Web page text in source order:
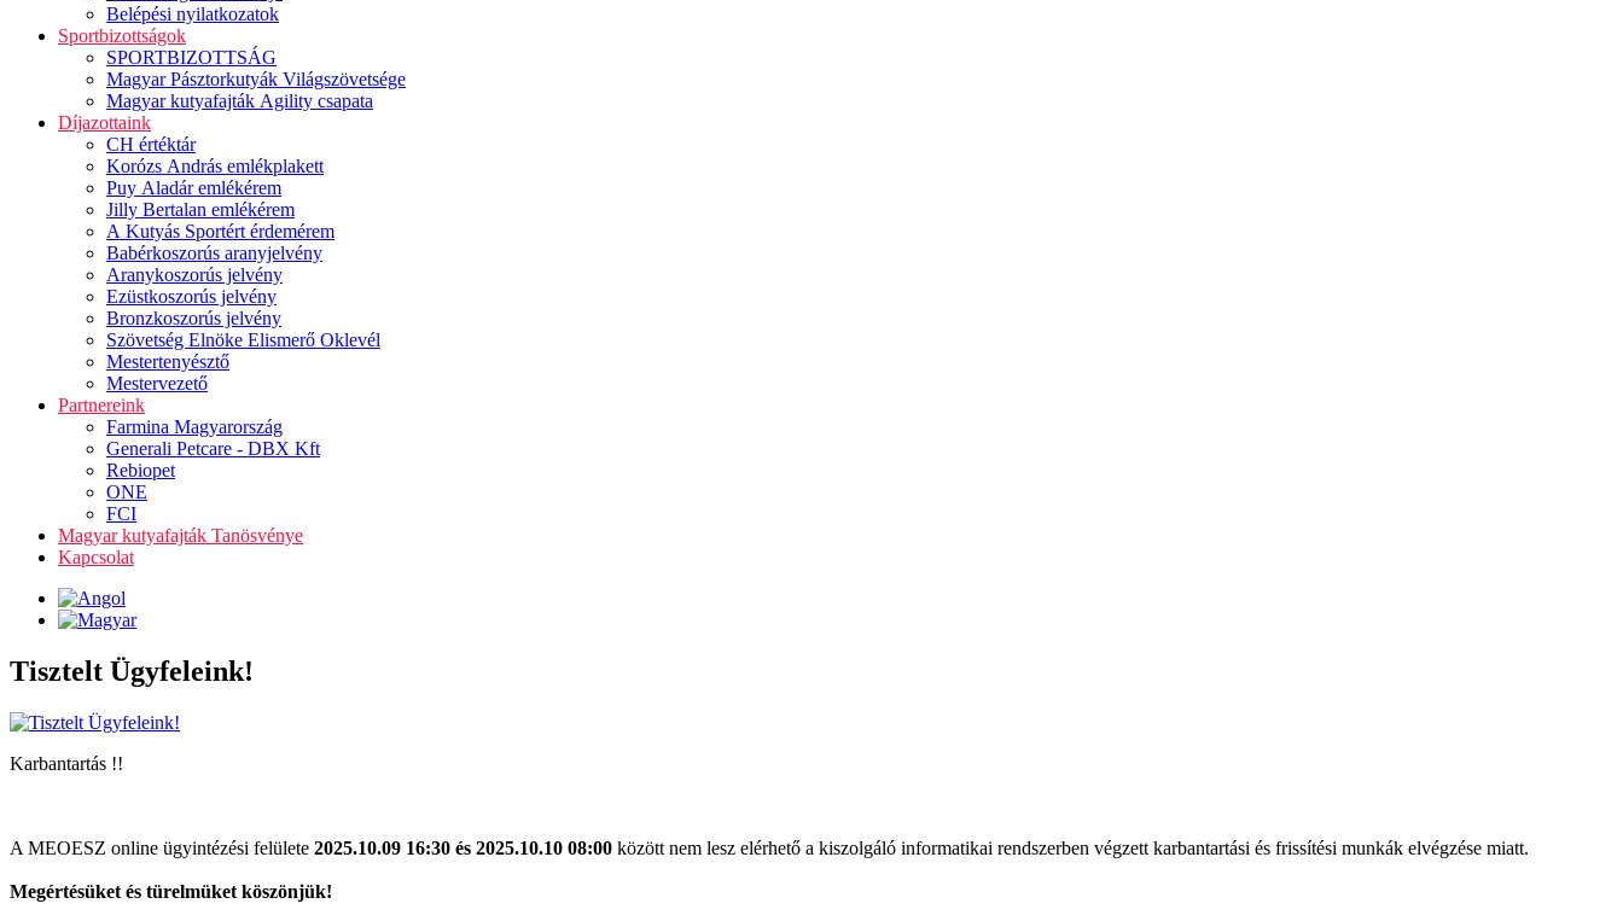
Belépési nyilatkozatok
Sportbizottságok
SPORTBIZOTTSÁG
Magyar Pásztorkutyák Világszövetsége
Magyar kutyafajták Agility csapata
Díjazottaink
CH értéktár
Korózs András emlékplakett
Puy Aladár emlékérem
Jilly Bertalan emlékérem
A Kutyás Sportért érdemérem
Babérkoszorús aranyjelvény
Aranykoszorús jelvény
Ezüstkoszorús jelvény
Bronzkoszorús jelvény
Szövetség Elnöke Elismerő Oklevél
Mestertenyésztő
Mestervezető
Partnereink
Farmina Magyarország
Generali Petcare - DBX Kft
Rebiopet
ONE
FCI
Magyar kutyafajták Tanösvénye
Kapcsolat
Tisztelt Ügyfeleink!
Karbantartás !!
A MEOESZ online ügyintézési felülete 2025.10.09 16:30 és 2025.10.10 08:00 között nem lesz elérhető a kiszolgáló informatikai rendszerben végzett karbantartási és frissítési munkák elvégzése miatt.
Megértésüket és türelmüket köszönjük!